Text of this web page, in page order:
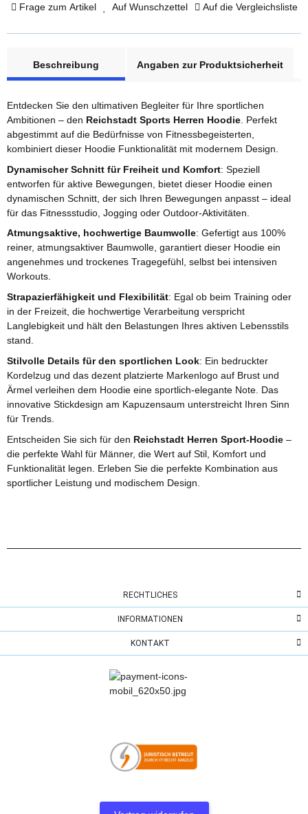
Frage zum Artikel Auf Wunschzettel Auf die Vergleichsliste
Beschreibung
Angaben zur Produktsicherheit
Entdecken Sie den ultimativen Begleiter für Ihre sportlichen
Ambitionen – den Reichstadt Sports Herren Hoodie . Perfekt
abgestimmt auf die Bedürfnisse von Fitnessbegeisterten,
kombiniert dieser Hoodie Funktionalität mit modernem Design.
Dynamischer Schnitt für Freiheit und Komfort: Speziell
entworfen für aktive Bewegungen, bietet dieser Hoodie einen
dynamischen Schnitt, der sich Ihren Bewegungen anpasst – ideal
für das Fitnessstudio, Jogging oder Outdoor-Aktivitäten.
Atmungsaktive, hochwertige Baumwolle: Gefertigt aus 100%
reiner, atmungsaktiver Baumwolle, garantiert dieser Hoodie ein
angenehmes und trockenes Tragegefühl, selbst bei intensiven
Workouts.
Strapazierfähigkeit und Flexibilität: Egal ob beim Training oder
in der Freizeit, die hochwertige Verarbeitung verspricht
Langlebigkeit und hält den Belastungen Ihres aktiven Lebensstils
stand.
Stilvolle Details für den sportlichen Look: Ein bedruckter
Kordelzug und das dezent platzierte Markenlogo auf Brust und
Ärmel verleihen dem Hoodie eine sportlich-elegante Note. Das
innovative Stickdesign am Kapuzensaum unterstreicht Ihren Sinn
für Trends.
Entscheiden Sie sich für den Reichstadt Herren Sport-Hoodie –
die perfekte Wahl für Männer, die Wert auf Stil, Komfort und
Funktionalität legen. Erleben Sie die perfekte Kombination aus
sportlicher Leistung und modischem Design.
RECHTLICHES
INFORMATIONEN
KONTAKT